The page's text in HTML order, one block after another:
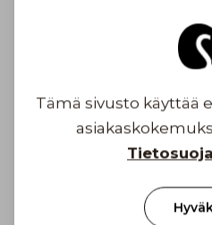
Tämä sivusto käyttää